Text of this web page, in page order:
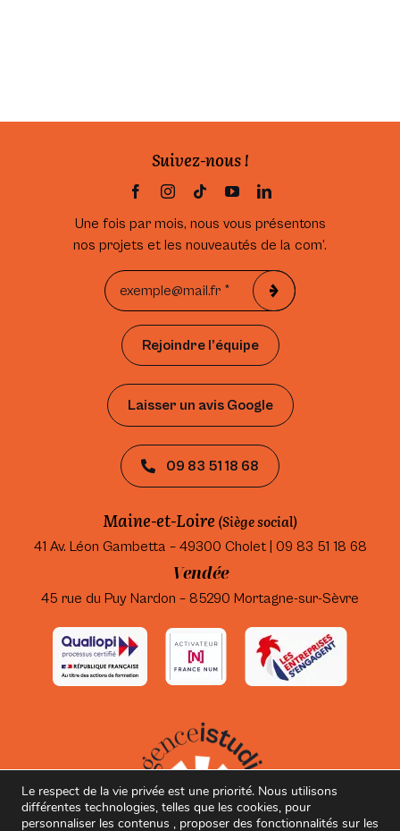
Suivez-nous !
Une fois par mois, nous vous présentons
nos projets et les nouveautés de la com’.
Rejoindre l’équipe
Laisser un avis Google
09 83 51 18 68
Maine-et-Loire (Siège social)
41 Av. Léon Gambetta – 49300 Cholet | 09 83 51 18 68
Vendée
45 rue du Puy Nardon – 85290 Mortagne-sur-Sèvre
Le respect de la vie privée est une priorité. Nous utilisons
différentes technologies, telles que les cookies, pour
personnaliser les contenus , proposer des fonctionnalités sur les